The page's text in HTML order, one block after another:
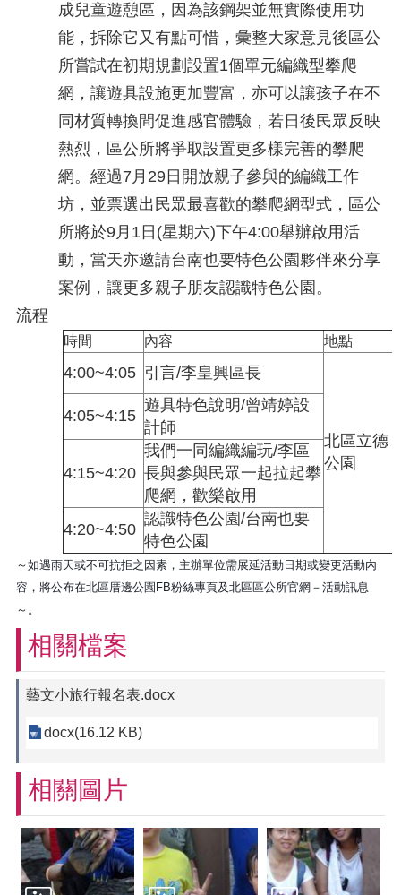
成兒童遊憩區，因為該鋼架並無實際使用功
能，拆除它又有點可惜，彙整大家意見後 區公
所嘗試在初期規劃設置1個單元編織型攀爬
網，讓遊具設施更加豐富，亦可以讓孩子在不
同材質轉換間促進感官體驗，若日後民眾反映
熱烈，區公所將爭取設置更多樣完善的攀爬
網。經過7 月 29 日開放親子參與的編織工作
坊，並票選出民眾最喜歡的攀爬網型式，區公
所將於9月1 日 (星期六)下午4:00舉辦啟用活
動 ，當天亦邀請台南也要特色公園夥伴來分享
案例，讓更多親子朋友認識特色公園。
流程
時間 內容 地點
4:00~4:05 引言/李皇興區長
北區立德
公園
4:05~4:15
遊具特色說明/曾靖婷設
計師
4:15~4:20
我們一同編織編玩/李區
長與參與民眾一起拉起攀
爬網， 歡樂啟用
4:20~4:50
認識特色公園/台南也要
特色公園
～如遇雨天或不可抗拒之因素，主辦單位需展延活動日期或變更活動內
容，將公布在北區厝邊公園FB粉絲專頁及北區區公所官網－活動訊息
～。
相關檔案
藝文小旅行報名表.docx
docx(16.12 KB)
相關圖片